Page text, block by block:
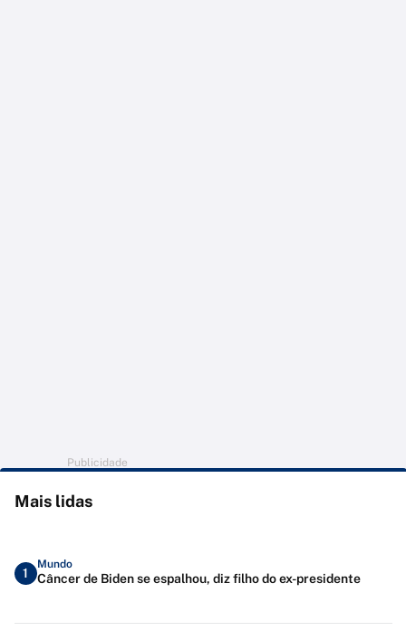
Publicidade
Mais lidas
1
Mundo
Câncer de Biden se espalhou, diz filho do ex-presidente